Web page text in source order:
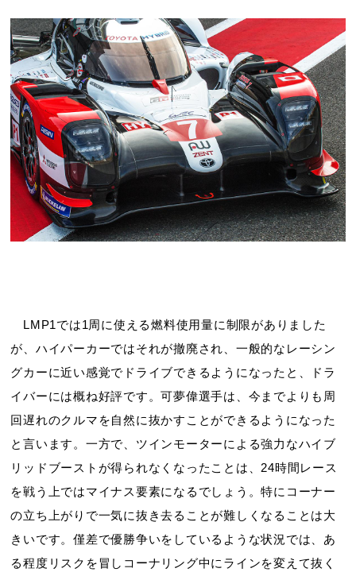
LMP1では1周に使える燃料使用量に制限がありました
が、ハイパーカーではそれが撤廃され、一般的なレーシン
グカーに近い感覚でドライブできるようになったと、ドラ
イバーには概ね好評です。可夢偉選手は、今までよりも周
回遅れのクルマを自然に抜かすことができるようになった
と言います。一方で、ツインモーターによる強力なハイブ
リッドブーストが得られなくなったことは、24時間レース
を戦う上ではマイナス要素になるでしょう。特にコーナー
の立ち上がりで一気に抜き去ることが難しくなることは大
きいです。僅差で優勝争いをしているような状況では、あ
る程度リスクを冒しコーナリング中にラインを変えて抜く